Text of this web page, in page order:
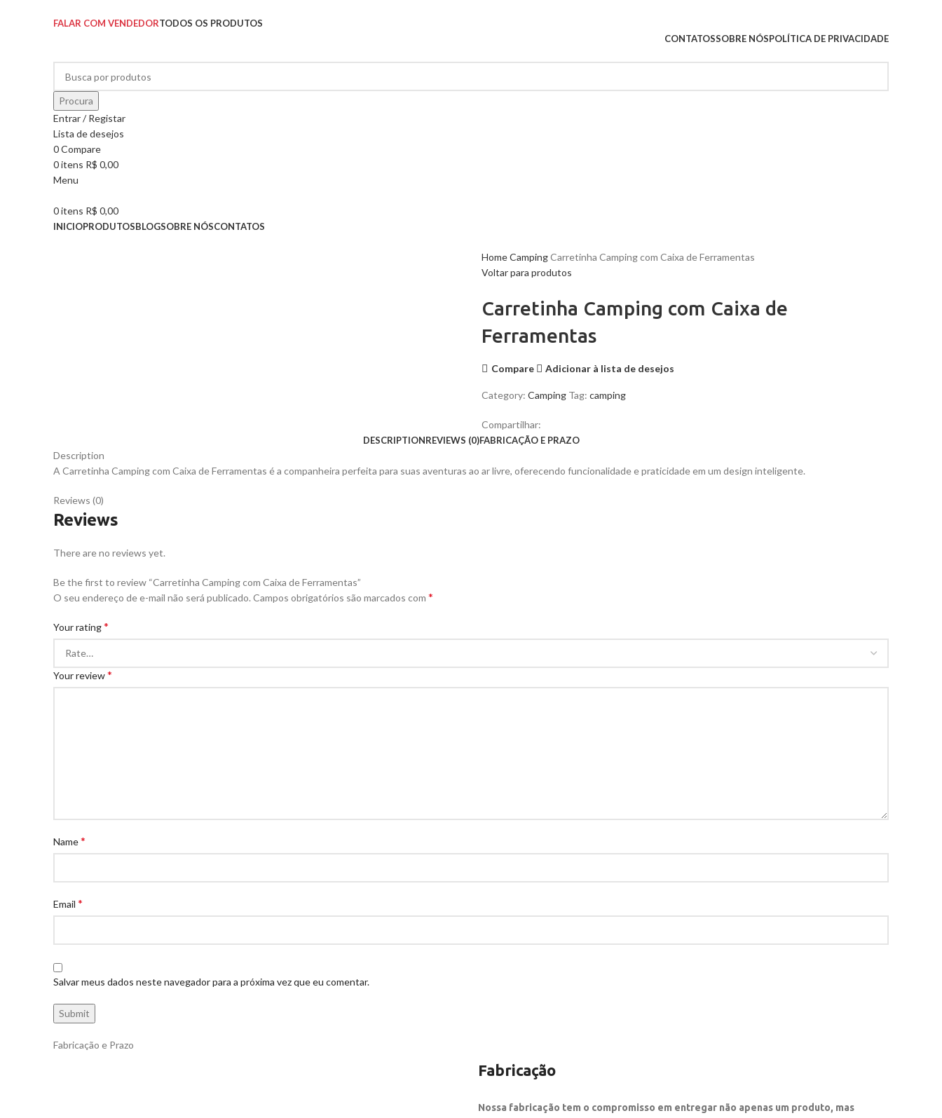
FALAR COM VENDEDORTODOS OS PRODUTOS
CONTATOSSOBRE NÓSPOLÍTICA DE PRIVACIDADE
Procura
Entrar / Registar
Lista de desejos
0Compare
0itens R$ 0,00
Menu
0itens R$ 0,00
INICIOPRODUTOSBLOGSOBRE NÓSCONTATOS
HomeCampingCarretinha Camping com Caixa de Ferramentas
Voltar para produtos
Carretinha Camping com Caixa de
Ferramentas
Compare Adicionar à lista de desejos
Category: Camping Tag: camping
Compartilhar:
DESCRIPTIONREVIEWS (0)FABRICAÇÃO E PRAZO
Description
A Carretinha Camping com Caixa de Ferramentas é a companheira perfeita para suas aventuras ao ar livre, oferecendo funcionalidade e praticidade em um design inteligente.
Reviews (0)
Reviews
There are no reviews yet.
Be the first to review “Carretinha Camping com Caixa de Ferramentas”
O seu endereço de e-mail não será publicado. Campos obrigatórios são marcados com *
Your rating*
Your review*
Name*
Email *
Salvar meus dados neste navegador para a próxima vez que eu comentar.
Fabricação e Prazo
Fabricação
Nossa fabricação tem o compromisso em entregar não apenas um produto, mas